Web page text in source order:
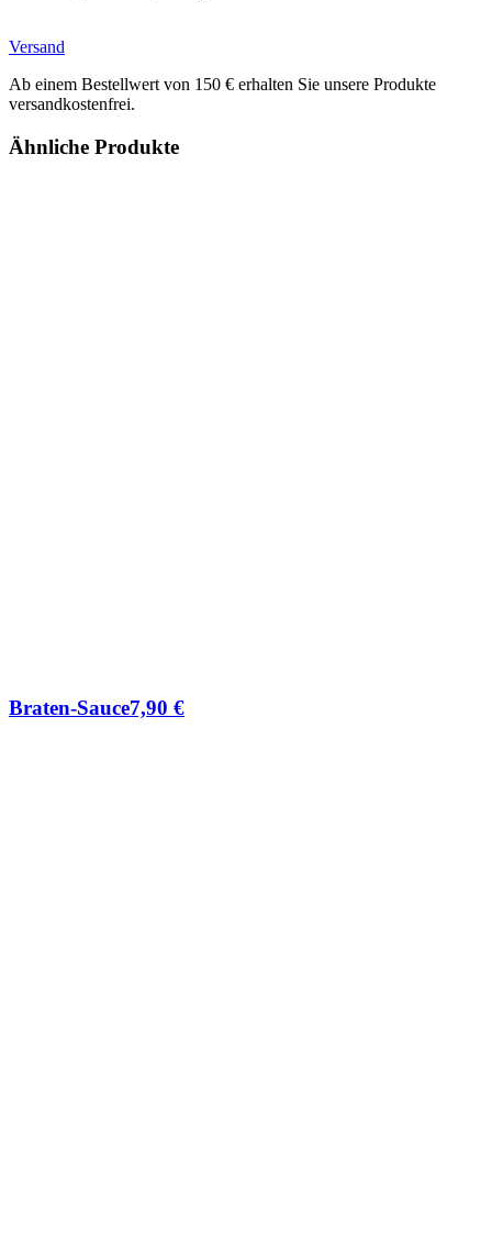
Versand
Ab einem Bestellwert von 150 € erhalten Sie unsere Produkte
versandkostenfrei.
Ähnliche Produkte
Braten-Sauce7,90 €